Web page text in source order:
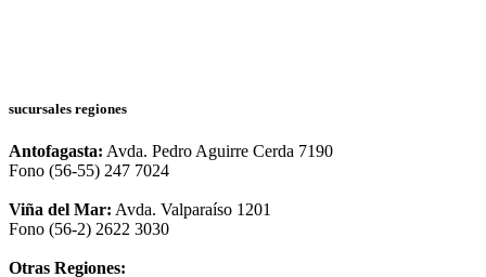
sucursales regiones
Antofagasta: Avda. Pedro Aguirre Cerda 7190
Fono (56-55) 247 7024
Viña del Mar: Avda. Valparaíso 1201
Fono (56-2) 2622 3030
Otras Regiones: